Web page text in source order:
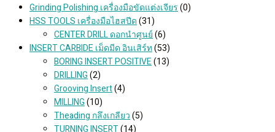
Grinding Polishing เครื่องมือขัดแต่งเจียร(0)
HSS TOOLS เครื่องมือไฮสปีด(31)
CENTER DRILL ดอกนำศูนย์(6)
INSERT CARBIDE เม็ดมีด อินเสิร์ท(53)
BORING INSERT POSITIVE(13)
DRILLING(2)
Grooving Insert(4)
MILLING(10)
Theading กลึงเกลียว(5)
TURNING INSERT(14)